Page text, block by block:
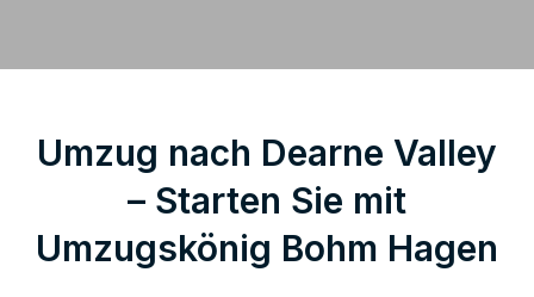
Umzug nach Dearne Valley
– Starten Sie mit
Umzugskönig Bohm Hagen